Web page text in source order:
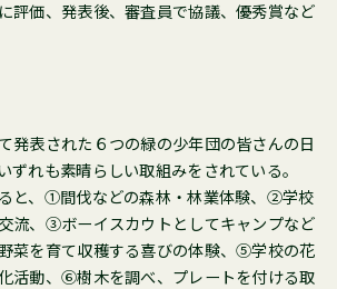
評価、発表後、審査員で協議、優秀賞など
発表された６つの緑の少年団の皆さんの日
ずれも素晴らしい取組みをされている。
と、①間伐などの森林・林業体験、②学校
流、③ボーイスカウトとしてキャンプなど
菜を育て収穫する喜びの体験、⑤学校の花
活動、⑥樹木を調べ、プレートを付ける取